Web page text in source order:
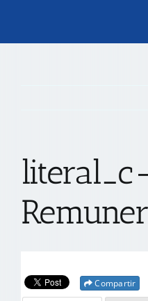
TRANSPARENCIA
CONTACTO
literal_c-
Compartir